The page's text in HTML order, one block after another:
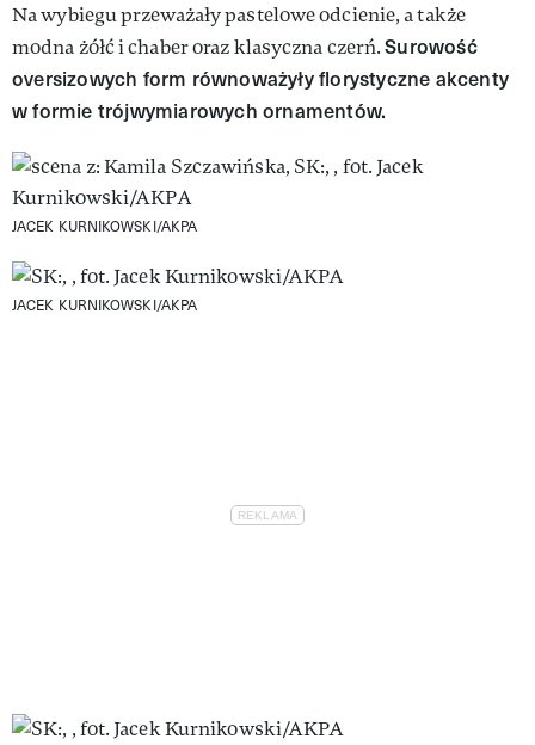
Na wybiegu przeważały pastelowe odcienie, a także
modna żółć i chaber oraz klasyczna czerń.Surowość
oversizowych form równoważyły florystyczne akcenty
w formie trójwymiarowych ornamentów.
JACEK KURNIKOWSKI/AKPA
JACEK KURNIKOWSKI/AKPA